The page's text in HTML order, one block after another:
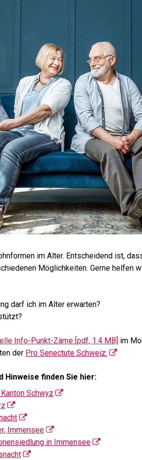
im Alter. Entscheidend ist,
Möglichkeiten. Gerne helfen
darf ich im Alter erwarten?
Info-Punkt-Zäme [pdf, 1.4 MB] im
der Pro Senectute Schweiz.
Hinweise finden Sie hier:
Schwyz
Immensee
in Immensee